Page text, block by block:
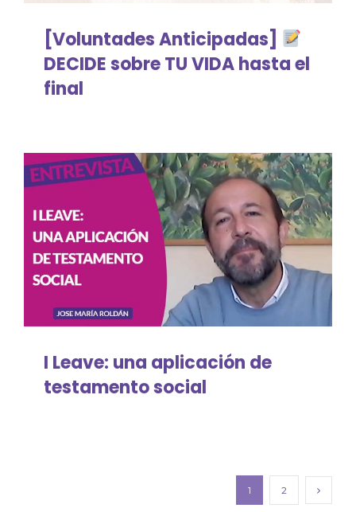
Final de vida en enfermedades
Planificación compartida de la
atención
Reflexiones sobre la vida y la muerte
Voluntariado
[Voluntades Anticipadas]
DECIDE sobre TU VIDA hasta el
final
I Leave: una aplicación de
testamento social
1 2